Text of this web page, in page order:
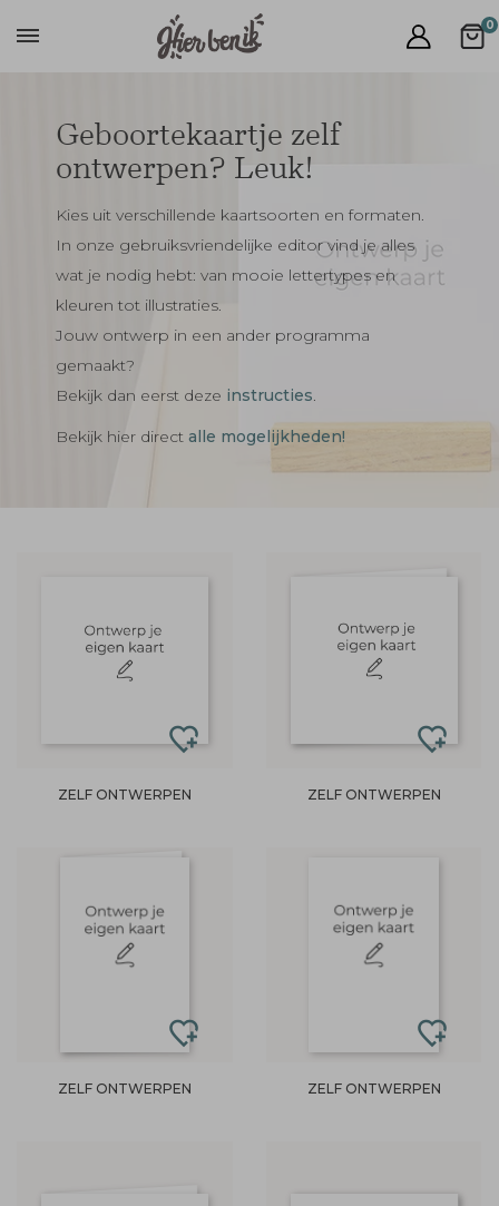
0
Geboortekaartje zelf
ontwerpen? Leuk!
Kies uit verschillende kaartsoorten en formaten.
In onze gebruiksvriendelijke editor vind je alles
wat je nodig hebt: van mooie lettertypes en
kleuren tot illustraties.
Jouw ontwerp in een ander programma
gemaakt?
Bekijk dan eerst deze instructies.
Bekijk hier direct alle mogelijkheden!
ZELF ONTWERPEN ZELF ONTWERPEN
ZELF ONTWERPEN ZELF ONTWERPEN